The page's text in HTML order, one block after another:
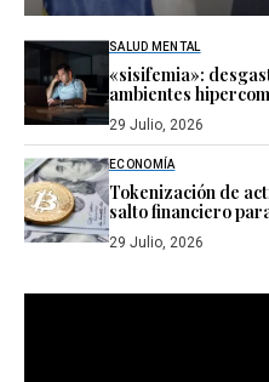
SALUD MENTAL
«sisifemia»:
ambientes
29 Julio, 2026
ECONOMÍA
Tokenización de
salto financiero
29 Julio, 2026